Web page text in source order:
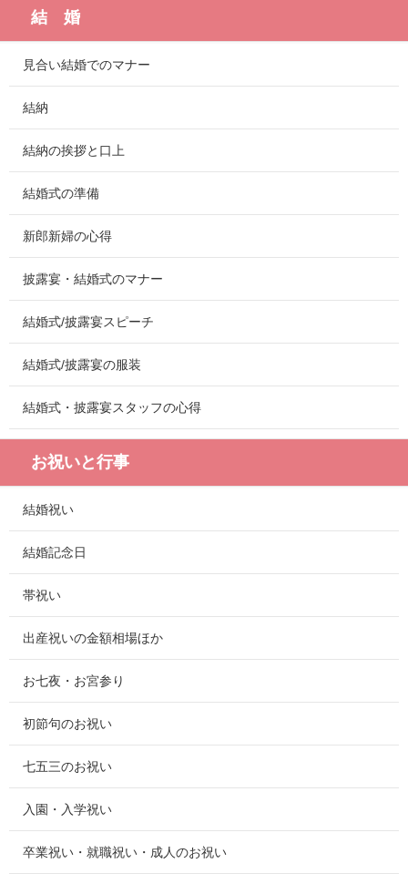
結 婚
見合い結婚でのマナー
結納
結納の挨拶と口上
結婚式の準備
新郎新婦の心得
披露宴・結婚式のマナー
結婚式/披露宴スピーチ
結婚式/披露宴の服装
結婚式・披露宴スタッフの心得
お祝いと行事
結婚祝い
結婚記念日
帯祝い
出産祝いの金額相場ほか
お七夜・お宮参り
初節句のお祝い
七五三のお祝い
入園・入学祝い
卒業祝い・就職祝い・成人のお祝い